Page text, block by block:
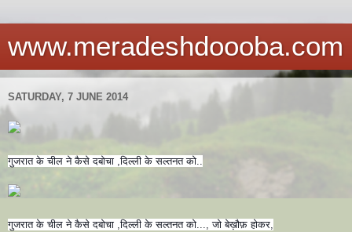
www.meradeshdoooba.com
SATURDAY, 7 JUNE 2014
गुजरात के चील ने कैसे दबोचा ,दिल्ली के सल्तनत को..
गुजरात के चील ने कैसे दबोचा ,दिल्ली के सल्तनत को..., जो बेख़ौफ़ होकर,